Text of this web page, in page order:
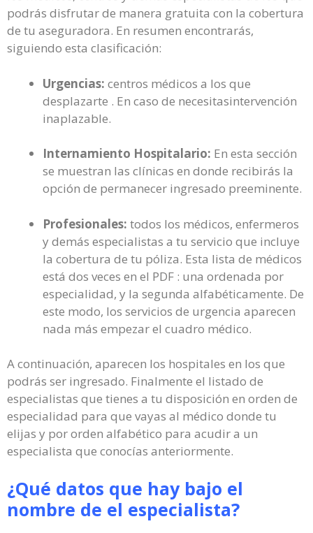
podrás disfrutar de manera gratuita con la cobertura
de tu aseguradora. En resumen encontrarás,
siguiendo esta clasificación:
Urgencias: centros médicos a los que
desplazarte . En caso de necesitasintervención
inaplazable.
Internamiento Hospitalario: En esta sección
se muestran las clínicas en donde recibirás la
opción de permanecer ingresado preeminente.
Profesionales: todos los médicos, enfermeros
y demás especialistas a tu servicio que incluye
la cobertura de tu póliza. Esta lista de médicos
está dos veces en el PDF : una ordenada por
especialidad, y la segunda alfabéticamente. De
este modo, los servicios de urgencia aparecen
nada más empezar el cuadro médico.
A continuación, aparecen los hospitales en los que
podrás ser ingresado. Finalmente el listado de
especialistas que tienes a tu disposición en orden de
especialidad para que vayas al médico donde tu
elijas y por orden alfabético para acudir a un
especialista que conocías anteriormente.
¿Qué datos que hay bajo el
nombre de el especialista?